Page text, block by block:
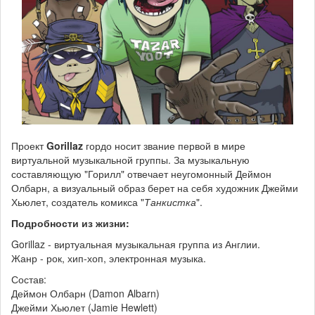
ПроектGorillaz гордо носит звание первой в мире
виртуальной музыкальной группы. За музыкальную
составляющую "Горилл" отвечает неугомонный Деймон
Олбарн, а визуальный образ берет на себя художник Джейми
Хьюлет, создатель комикса "Танкистка".
Подробности из жизни:
Gorillaz - виртуальная музыкальная группа из Англии.
Жанр - рок, хип-хоп, электронная музыка.
Состав:
Деймон Олбарн (Damon Albarn)
Джейми Хьюлет (Jamie Hewlett)